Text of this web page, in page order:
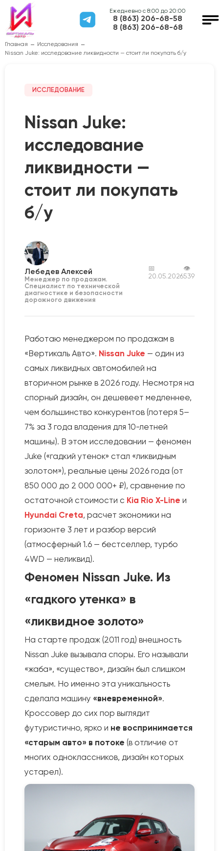
Ежедневно с 8:00 до 20:00
8 (863) 206-68-58
8 (863) 206-68-68
Главная
Исследования
Nissan Juke: исследование ликвидности — стоит ли покупать б/у
ИССЛЕДОВАНИЕ
Nissan Juke:
исследование
ликвидности —
стоит ли покупать
б/у
Лебедев Алексей
Менеджер по продажам.
Специалист по технической
диагностике и безопасности
дорожного движения
📅
20.05.2026
👁
539
Работаю менеджером по продажам в
«Вертикаль Авто». Nissan Juke — один из
самых ликвидных автомобилей на
вторичном рынке в 2026 году. Несмотря на
спорный дизайн, он дешевеет медленнее,
чем большинство конкурентов (потеря 5–
7% за 3 года владения для 10-летней
машины). В этом исследовании — феномен
Juke («гадкий утенок» стал «ликвидным
золотом»), реальные цены 2026 года (от
850 000 до 2 000 000+ ₽), сравнение по
остаточной стоимости с Kia Rio X-Line и
Hyundai Creta, расчет экономики на
горизонте 3 лет и разбор версий
(атмосферный 1.6 — бестселлер, турбо
4WD — неликвид).
Феномен Nissan Juke. Из
«гадкого утенка» в
«ликвидное золото»
На старте продаж (2011 год) внешность
Nissan Juke вызывала споры. Его называли
«жаба», «существо», дизайн был слишком
смелым. Но именно эта уникальность
сделала машину «вневременной».
Кроссовер до сих пор выглядит
футуристично, ярко и не воспринимается
«старым авто» в потоке (в отличие от
многих одноклассников, дизайн которых
устарел).